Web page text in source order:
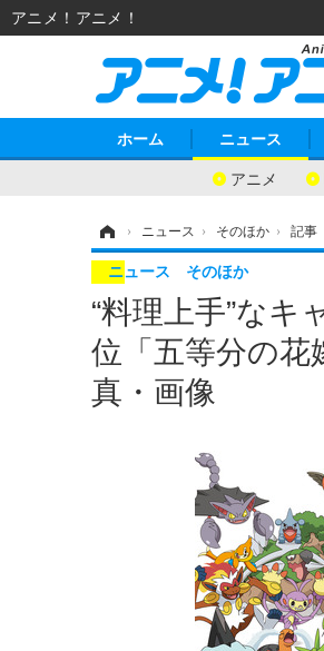
ホーム ニュース
アニメ
› ニュース › そのほか › 記事
“料理上手”な
位「五等分の
真・画像
ニュース そのほか
アニメ！アニメ！